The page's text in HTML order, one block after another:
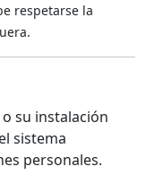
respetarse la
su instalación
sistema
personales.